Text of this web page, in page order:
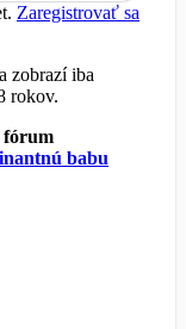
Zaregistrovať sa
zobrazí iba
rokov.
fórum
babu